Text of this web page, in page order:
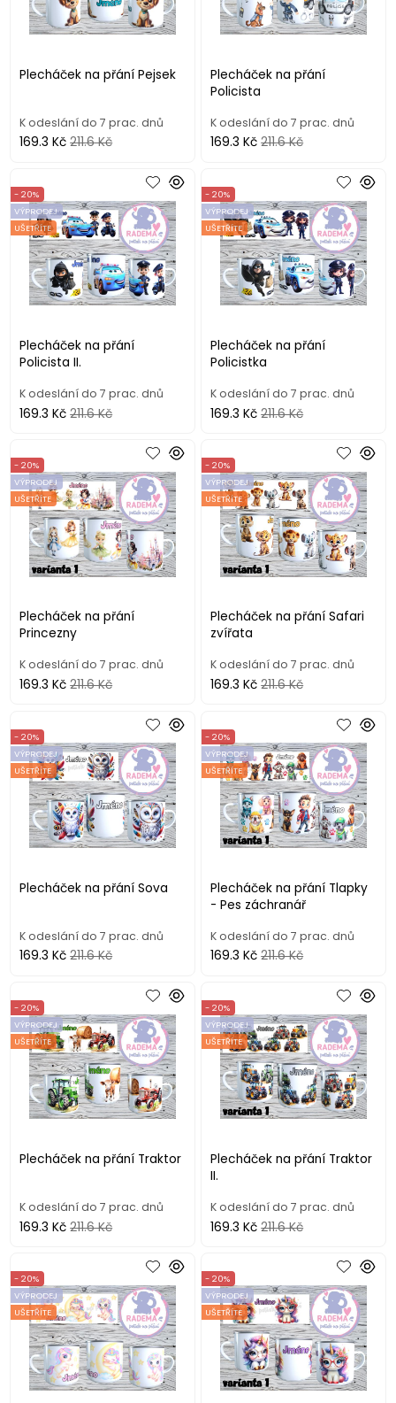
Plecháček na přání Pejsek
K odeslání do 7 prac. dnů
169.3 Kč 211.6 Kč
Plecháček na přání
Policista
K odeslání do 7 prac. dnů
169.3 Kč 211.6 Kč
Plecháček na přání
Policista II.
- 20%
VÝPRODEJ
UŠETŘÍTE
K odeslání do 7 prac. dnů
169.3 Kč 211.6 Kč
Plecháček na přání
Policistka
- 20%
VÝPRODEJ
UŠETŘÍTE
K odeslání do 7 prac. dnů
169.3 Kč 211.6 Kč
Plecháček na přání
Princezny
- 20%
VÝPRODEJ
UŠETŘÍTE
K odeslání do 7 prac. dnů
169.3 Kč 211.6 Kč
Plecháček na přání Safari
zvířata
- 20%
VÝPRODEJ
UŠETŘÍTE
K odeslání do 7 prac. dnů
169.3 Kč 211.6 Kč
Plecháček na přání Sova
- 20%
VÝPRODEJ
UŠETŘÍTE
K odeslání do 7 prac. dnů
169.3 Kč 211.6 Kč
Plecháček na přání Tlapky
- Pes záchranář
- 20%
VÝPRODEJ
UŠETŘÍTE
K odeslání do 7 prac. dnů
169.3 Kč 211.6 Kč
Plecháček na přání Traktor
- 20%
VÝPRODEJ
UŠETŘÍTE
K odeslání do 7 prac. dnů
169.3 Kč 211.6 Kč
Plecháček na přání Traktor
II.
- 20%
VÝPRODEJ
UŠETŘÍTE
K odeslání do 7 prac. dnů
169.3 Kč 211.6 Kč
- 20%
VÝPRODEJ
UŠETŘÍTE
- 20%
VÝPRODEJ
UŠETŘÍTE